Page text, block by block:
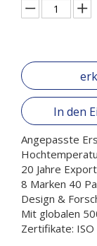
In den
Angepasste
20 Jahre
8 Marken 40
Design &
Mit globalen
Zertifikate: ISO